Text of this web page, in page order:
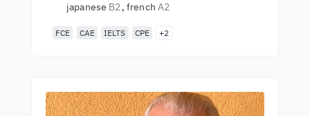
japanese B2 french A2
FCE CAE IELTS CPE +2